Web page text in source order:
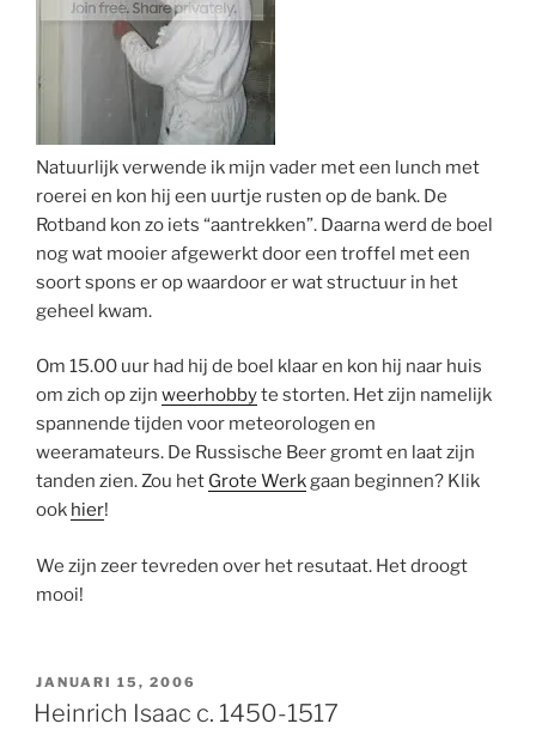
Natuurlijk verwende ik mijn vader met een lunch met
roerei en kon hij een uurtje rusten op de bank. De
Rotband kon zo iets “aantrekken”. Daarna werd de boel
nog wat mooier afgewerkt door een troffel met een
soort spons er op waardoor er wat structuur in het
geheel kwam.
Om 15.00 uur had hij de boel klaar en kon hij naar huis
om zich op zijn weerhobbyte storten. Het zijn namelijk
spannende tijden voor meteorologen en
weeramateurs. De Russische Beer gromt en laat zijn
tanden zien. Zou het Grote Werkgaan beginnen? Klik
ook hier!
We zijn zeer tevreden over het resutaat. Het droogt
mooi!
GEPLAATST
OP
JANUARI 15, 2006
Heinrich Isaac c. 1450-1517